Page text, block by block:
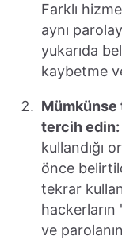
Farklı
aynı
yukarıda
kaybetme
Mümkünse
tercih edin:
kullandığı
önce
tekrar
hackerların
ve